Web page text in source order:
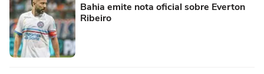
Bahia emite nota oficial sobre Everton
Ribeiro